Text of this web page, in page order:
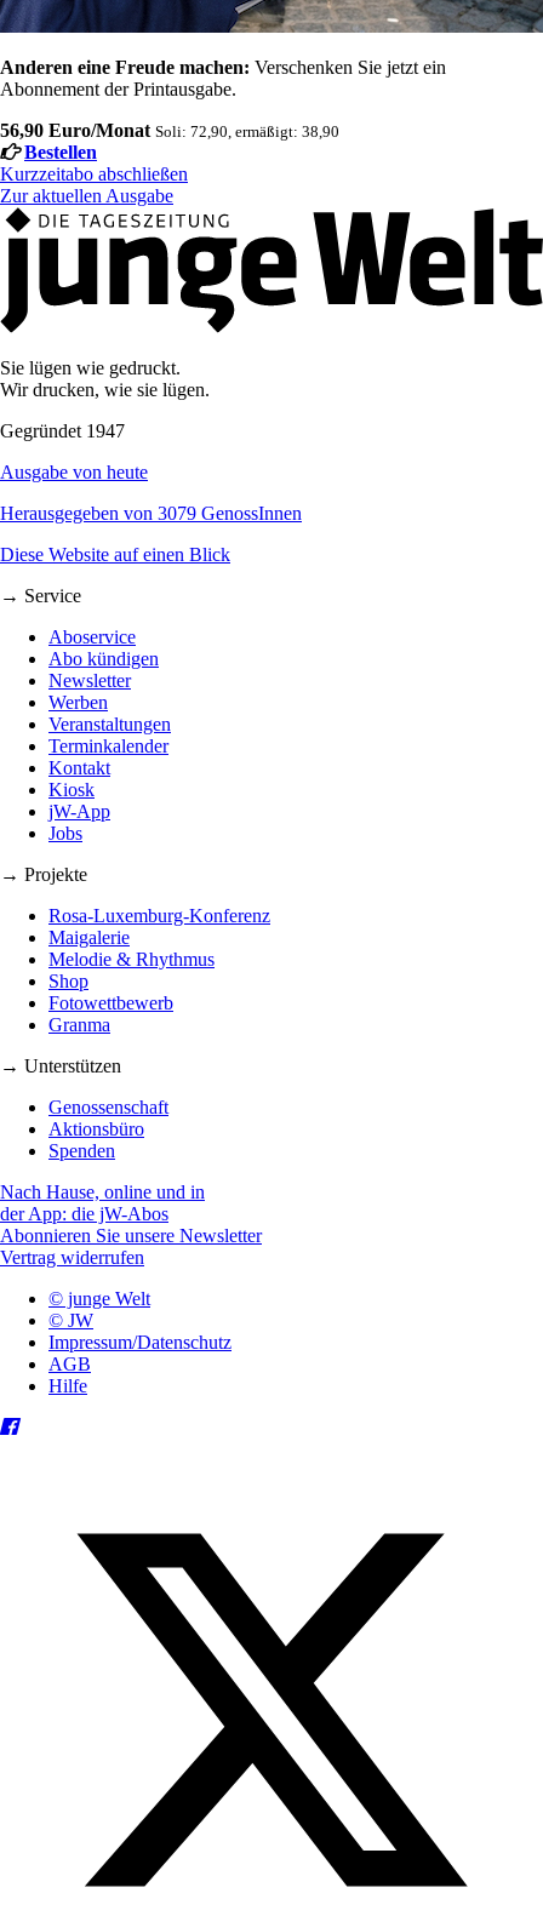
Anderen eine Freude machen: Verschenken Sie jetzt ein
Abonnement der Printausgabe.
56,90 Euro/Monat Soli: 72,90, ermäßigt: 38,90
Bestellen
Kurzzeitabo abschließen
Zur aktuellen Ausgabe
Sie lügen wie gedruckt.
Wir drucken, wie sie lügen.
Gegründet 1947
Ausgabe von heute
Herausgegeben von 3079 GenossInnen
Diese Website auf einen Blick
→ Service
Aboservice
Abo kündigen
Newsletter
Werben
Veranstaltungen
Terminkalender
Kontakt
Kiosk
jW-App
Jobs
→ Projekte
Rosa-Luxemburg-Konferenz
Maigalerie
Melodie & Rhythmus
Shop
Fotowettbewerb
Granma
→ Unterstützen
Genossenschaft
Aktionsbüro
Spenden
Nach Hause, online und in
der App: die jW-Abos
Abonnieren Sie unsere Newsletter
Vertrag widerrufen
© junge Welt
© JW
Impressum/Datenschutz
AGB
Hilfe